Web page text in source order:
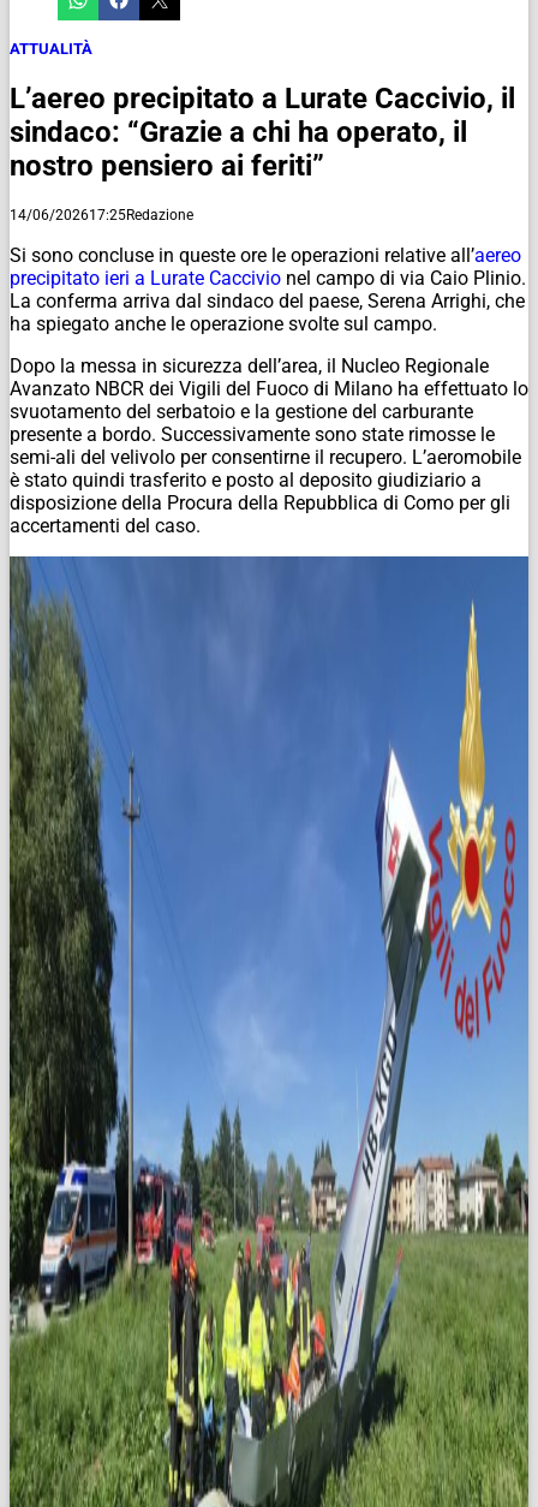
ATTUALITÀ
L’aereo precipitato a Lurate Caccivio, il
sindaco: “Grazie a chi ha operato, il
nostro pensiero ai feriti”
14/06/202617:25Redazione
Si sono concluse in queste ore le operazioni relative all’aereo
precipitato ieri a Lurate Caccivio nel campo di via Caio Plinio.
La conferma arriva dal sindaco del paese, Serena Arrighi, che
ha spiegato anche le operazione svolte sul campo.
Dopo la messa in sicurezza dell’area, il Nucleo Regionale
Avanzato NBCR dei Vigili del Fuoco di Milano ha effettuato lo
svuotamento del serbatoio e la gestione del carburante
presente a bordo. Successivamente sono state rimosse le
semi-ali del velivolo per consentirne il recupero. L’aeromobile
è stato quindi trasferito e posto al deposito giudiziario a
disposizione della Procura della Repubblica di Como per gli
accertamenti del caso.